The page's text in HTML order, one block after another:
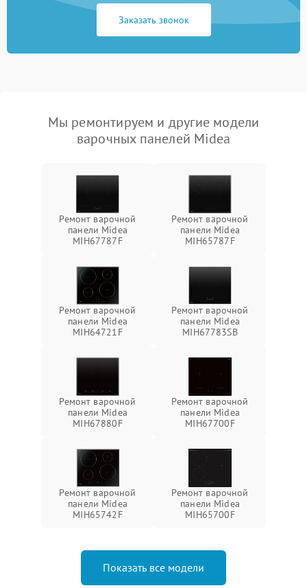
Заказать звонок
Мы ремонтируем и другие модели
варочных панелей Midea
Ремонт варочной
панели Midea
MIH67787F
Ремонт варочной
панели Midea
MIH65787F
Ремонт варочной
панели Midea
MIH64721F
Ремонт варочной
панели Midea
MIH67783SB
Ремонт варочной
панели Midea
MIH67880F
Ремонт варочной
панели Midea
MIH67700F
Ремонт варочной
панели Midea
MIH65742F
Ремонт варочной
панели Midea
MIH65700F
Показать все модели